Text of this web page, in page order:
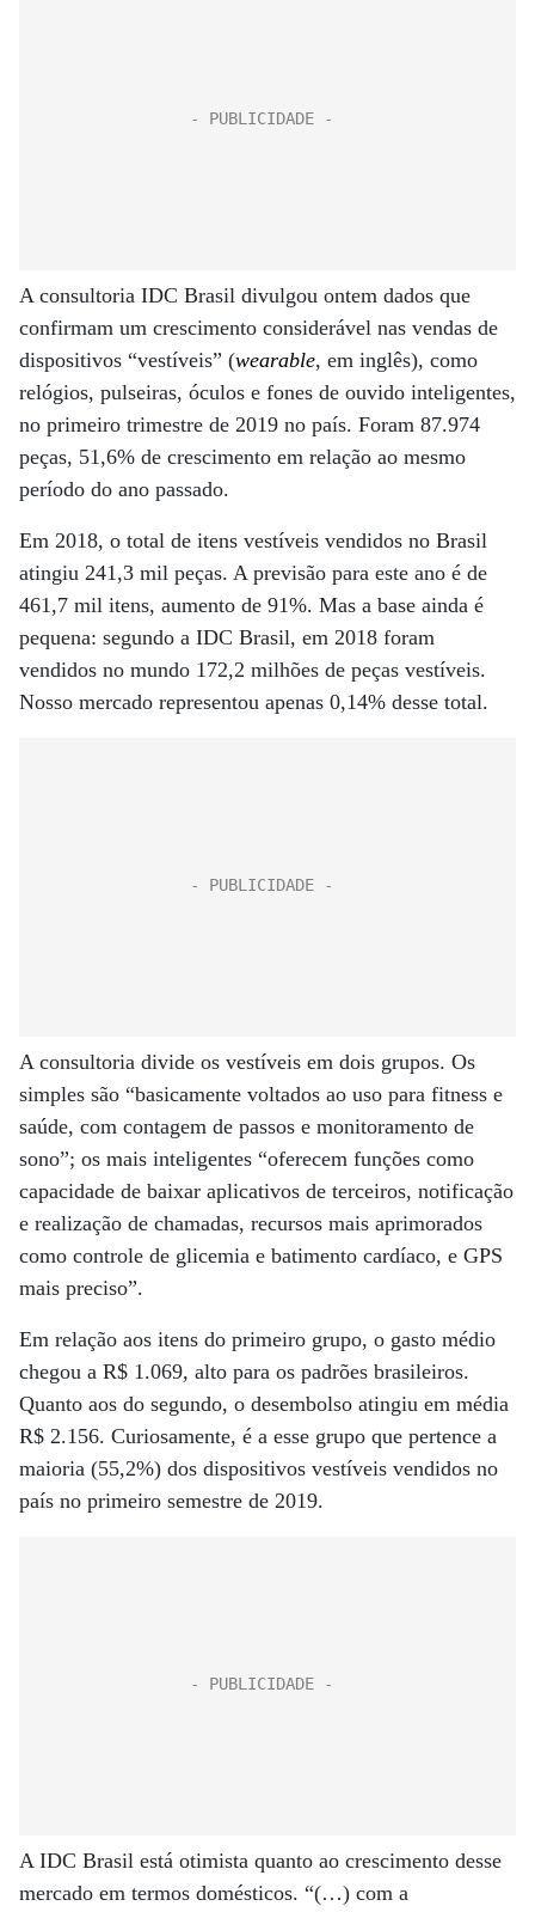
A consultoria IDC Brasil divulgou ontem dados que
confirmam um crescimento considerável nas vendas de
dispositivos “vestíveis” (wearable, em inglês), como
relógios, pulseiras, óculos e fones de ouvido inteligentes,
no primeiro trimestre de 2019 no país. Foram 87.974
peças, 51,6% de crescimento em relação ao mesmo
período do ano passado.
Em 2018, o total de itens vestíveis vendidos no Brasil
atingiu 241,3 mil peças. A previsão para este ano é de
461,7 mil itens, aumento de 91%. Mas a base ainda é
pequena: segundo a IDC Brasil, em 2018 foram
vendidos no mundo 172,2 milhões de peças vestíveis.
Nosso mercado representou apenas 0,14% desse total.
A consultoria divide os vestíveis em dois grupos. Os
simples são “basicamente voltados ao uso para fitness e
saúde, com contagem de passos e monitoramento de
sono”; os mais inteligentes “oferecem funções como
capacidade de baixar aplicativos de terceiros, notificação
e realização de chamadas, recursos mais aprimorados
como controle de glicemia e batimento cardíaco, e GPS
mais preciso”.
Em relação aos itens do primeiro grupo, o gasto médio
chegou a R$ 1.069, alto para os padrões brasileiros.
Quanto aos do segundo, o desembolso atingiu em média
R$ 2.156. Curiosamente, é a esse grupo que pertence a
maioria (55,2%) dos dispositivos vestíveis vendidos no
país no primeiro semestre de 2019.
A IDC Brasil está otimista quanto ao crescimento desse
mercado em termos domésticos. “(…) com a